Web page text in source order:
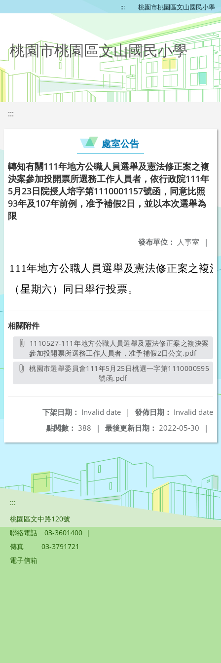
::: 桃園市桃園區文山國民小學
桃園市桃園區文山國民小學
:::
處室公告
轉知有關111年地方公職人員選舉及憲法修正案之複
決案參加投開票所選務工作人員者，依行政院111年
5月23日院授人培字第1110001157號函，同意比照
93年及107年前例，准予補假2日，並以本次選舉為
限
發布單位： 人事室 |
111年地方公職人員選舉及憲法修正案之複
（星期六）同日舉行投票。
相關附件
參加投開票所選務工作人員者，准予補假2日公文.pdf另開新
桃園市選舉委員會111年5月25日桃選一字第1110000595
號函.pdf另開新視窗
發佈日期： Invalid date
下架日期： Invalid date
|
最後更新日期： 2022-05-30 |
點閱數： 388 |
:::
桃園區文中路120號
聯絡電話
03-3601400 |
傳真
03-3791721
電子信箱